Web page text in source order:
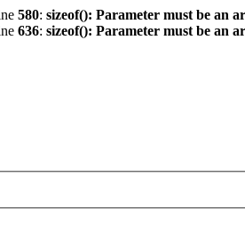
580: sizeof(): Parameter must be an
636: sizeof(): Parameter must be an